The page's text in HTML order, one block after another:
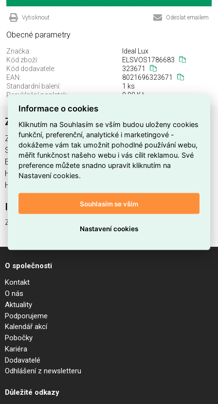
Vytisknout Odeslat emailem
Obecné parametry
Značka:
Ideal Lux
Kód zboží:
ELSVOS1786683
Kód dodavatele:
323671
EAN:
8021696323671
Standardní balení:
1 ks
Recyklační poplatek:
0,00 Kč
ZEUS HONEYCOMB 13W
ZEUS HONEYCOMB 13W najdete v kategoriích Svítidla,
Svítidla, světelné zdroje a LED osvětlení, výrobce Ideal Lux,
EAN 8021696323671, kód dodavatele 323671. ZEUS
HONEYCOMB 13W nabízíme od 1 ks. Kód EMAS ZEUS
HONEYCOMB 13W je ELSVOS1786683.
Interní název produktu
ZEUS HONEYCOMB 13W
O společnosti
Kontakt
O nás
Aktuality
Podporujeme
Kalendář akcí
Pobočky
Kariéra
Dodavatelé
Odhlášení z newsletteru
Důležité odkazy
Informace o cookies
Kliknutím na Souhlasím se vším budou uloženy cookies
funkční, preferenční, analytické i marketingové -
dokážeme vám tak umožnit pohodlné používání webu,
měřit funkčnost našeho webu i vás cílit reklamou. Své
preference můžete snadno upravit kliknutím na
Nastavení cookies.
Souhlasím se vším
Nastavení cookies